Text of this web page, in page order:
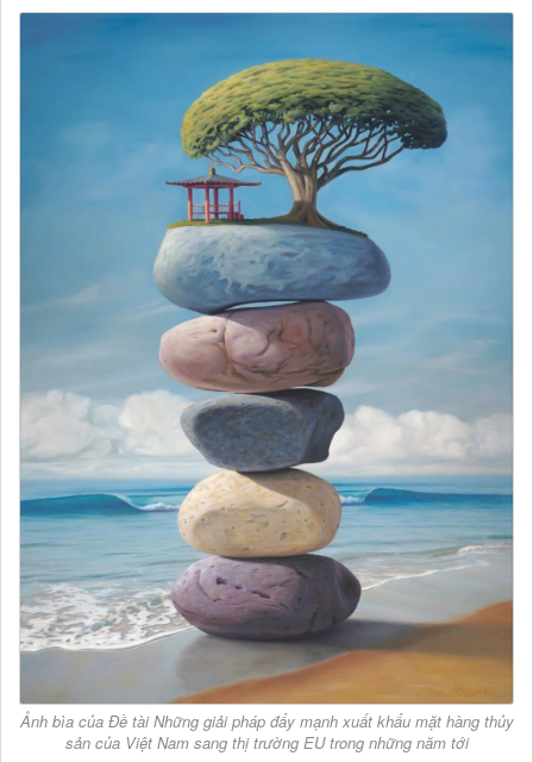
Ảnh bìa của Đề tài Những giải pháp đẩy mạnh xuất khẩu mặt hàng thủy
sản của Việt Nam sang thị trường EU trong những năm tới